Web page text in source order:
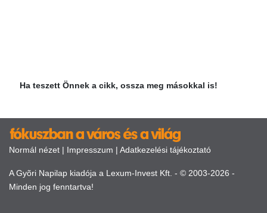
Ha teszett Önnek a cikk, ossza meg másokkal is!
Normál nézet | Impresszum | Adatkezelési tájékoztató
A Gyõri Napilap kiadója a Lexum-Invest Kft. - © 2003-2026 -
Minden jog fenntartva!